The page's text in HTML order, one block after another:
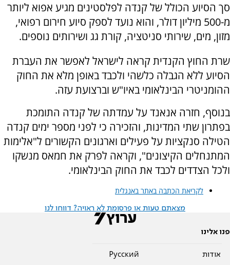
סך הסיוע הכולל של קנדה לפלסטינים מגיע אפוא ליותר
מ-500 מיליון דולר, והוא נועד לספק סיוע חירום רפואי,
מזון, מים, שירותי סניטציה, קורת גג ושירותים נוספים.
שרת החוץ הקנדית קראה לישראל לאפשר את העברת
הסיוע ללא הגבלה כלשהי ולכבד באופן מלא את החוק
ההומניטרי הבינלאומי באיו"ש וברצועת עזה.
בנוסף, חזרה אנאנד על עמדתה של קנדה התומכת
בפתרון שתי המדינות, והזכירה כי לפני מספר ימים קנדה
הטילה סנקציות על פעילים וארגונים הקשורים ל"אלימות
המתנחלים הקיצונים", וקראה לפרק את חמאס מנשקו
ולכל הצדדים לכבד את החוק הבינלאומי.
לקריאת הכתבה באתר באנגלית
מצאתם טעות או פרסומת לא ראויה? דווחו לנו
פנו אלינו
אודות
Pусский